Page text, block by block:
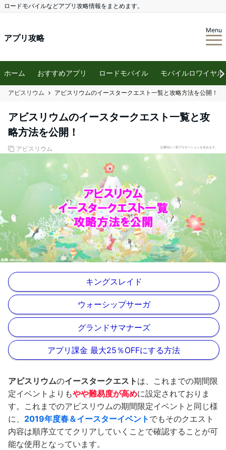
ロードモバイルなどアプリ攻略情報をまとめます。
アプリ攻略
Menu
ホーム おすすめアプリ ロードモバイル モバイルロワイヤル
アビスリウム アビスリウムのイースタークエスト一覧と攻略方法を公開！
アビスリウムのイースタークエスト一覧と攻
略方法を公開！
アビスリウム 記事内に一部プロモーションを含みます。
キングスレイド
ウォーシップサーガ
グランドサマナーズ
アプリ課金 最大25％OFFにする方法
アビスリウムのイースタークエスト は、これまでの期間限
定イベントよりもやや難易度が高めに設定されておりま
す。これまでのアビスリウムの期間限定イベントと同じ様
に、 2019年度春＆イースターイベント でもそのクエスト
内容は順序立ててクリアしていくことで確認することが可
能な使用となっています。